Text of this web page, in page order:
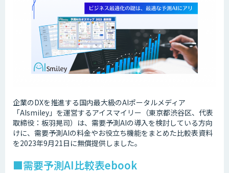
企業のDXを推進する国内最大級のAIポータルメディア
「AIsmiley」を運営するアイスマイリー（東京都渋谷区、代表
取締役：板羽晃司）は、需要予測AIの導入を検討している方向
けに、需要予測AIの料金やお役立ち機能をまとめた比較表資料
を2023年9月21日に無償提供しました。
■需要予測AI比較表ebook